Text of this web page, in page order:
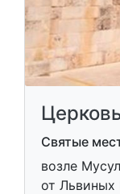
Святые
возле
от Львиных